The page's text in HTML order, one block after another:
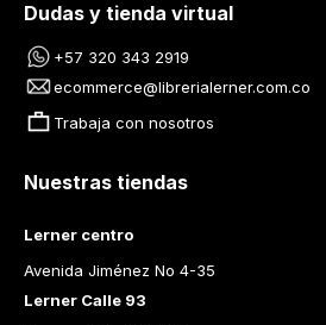
Dudas y tienda virtual
+57 320 343 2919
ecommerce@librerialerner.com.co
Trabaja con nosotros
Nuestras tiendas
Lerner centro
Avenida Jiménez No 4-35
Lerner Calle 93